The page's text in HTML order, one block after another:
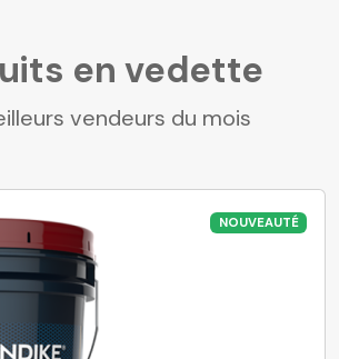
en vedette
vendeurs du mois
NOUVEAUTÉ